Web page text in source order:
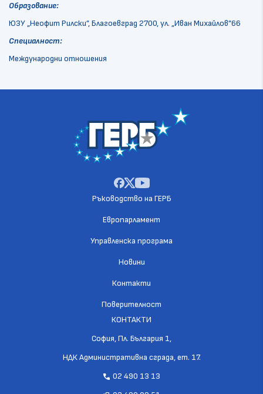
Образование:
ЮЗУ „Неофит Рилски”, Благоевград 2700, ул. „Иван Михайлов”66
Специалност:
Международни отношения
Ръководство на ГЕРБ
Европарламент
Управленска програма
Новини
Контакти
Поверителност
КОНТАКТИ
София, Пл. България 1,
НДК Административна сграда, ет. 17.
call 02 490 13 13